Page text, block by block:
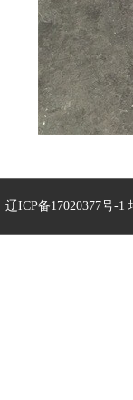
辽ICP备17020377号-1